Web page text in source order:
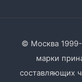
© Москва
марки
составляющих